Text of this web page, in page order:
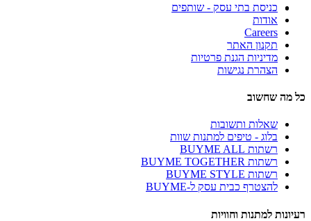
כניסת בתי עסק - שותפים
אודות
Careers
תקנון האתר
מדיניות הגנת פרטיות
הצהרת נגישות
כל מה שחשוב
שאלות ותשובות
בלוג - טיפים למתנות שוות
רשתות BUYME ALL
רשתות BUYME TOGETHER
רשתות BUYME STYLE
להצטרף כבית עסק ל-BUYME
רעיונות למתנות וחוויות